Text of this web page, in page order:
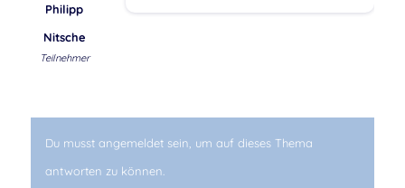
Philipp
Nitsche
Teilnehmer
Du musst angemeldet sein, um auf dieses Thema
antworten zu können.